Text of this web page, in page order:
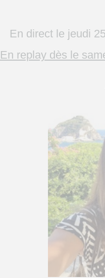
En direct le jeudi
En replay dès le